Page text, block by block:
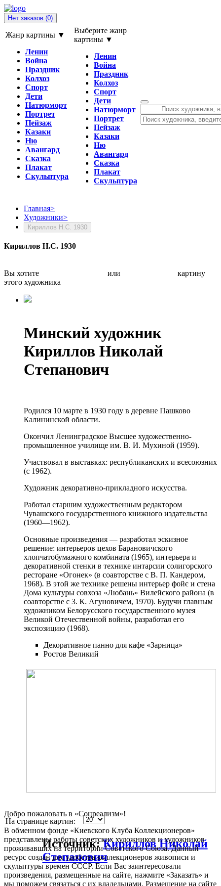
Нет заказов (0)
Жанр картины ▼
Ленин
Война
Праздник
Колхоз
Спорт
Дети
Натюрморт
Портрет
Пейзаж
Казаки
Ню
Авангард
Сказка
Плакат
Скульптура
Выберите жанр
картины ▼
Ленин
Война
Праздник
Колхоз
Спорт
Дети
Натюрморт
Портрет
Пейзаж
Казаки
Ню
Авангард
Сказка
Плакат
Скульптура
Главная>
Художники>
Кириллов Н.С. 1930
Кириллов Н.С. 1930
Вы хотите или
картину
этого художника
Минский художник
Кириллов Николай
Степанович
Родился 10 марте в 1930 году в деревне Пашково
Калининской области.
Окончил Ленинградское Высшее художественно-
промышленное училище им. В. И. Мухиной (1959).
Участвовал в выставках: республиканских и всесоюзних
(с 1962).
Художник декоративно-прикладного искусства.
Работал старшим художественным редактором
Чувашского государственного книжного издательства
(1960—1962).
Основные произведения — разработал эскизное
решение: интерьеров цехов Барановичского
хлопчатобумажного комбината (1965), интерьера и
декоративной стенки в технике интарсии солигорского
ресторане «Огонек» (в соавторстве с В. П. Кандером,
1968). В этой же технике решены интерьер фойє и стена
Дома культуры совхоза «Любань» Вилейского района (в
соавторстве с 3. К. Агуновичем, 1970). Будучи главным
художником Белорусского государственного музея
Великой Отечественной войны, разработал его
экспозицию (1968).
Декоративное панно для кафе «Зарница»
Ростов Великий
На странице картин:
Источник:Кириллов Николай
Степанович
Добро пожаловать в «Соцреализм»!
В обменном фонде «Киевского Клуба Коллекционеров»
представлены работы советских художников и художников
проживавших на территории Советского Союза. Данный
ресурс создан для удобства коллекционеров живописи и
скульптуры времен СССР. Если Вас заинтересовали
произведения, размещенные на сайте, нажмите «Заказать» и
мы поможем связаться с их владельцами. Размещение на сайте